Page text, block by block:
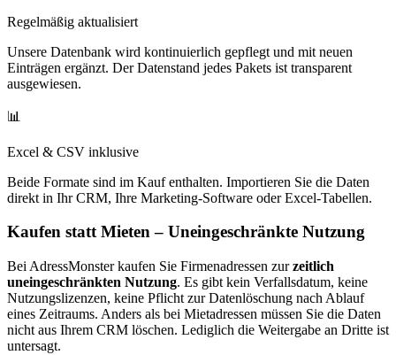
Regelmäßig aktualisiert
Unsere Datenbank wird kontinuierlich gepflegt und mit neuen
Einträgen ergänzt. Der Datenstand jedes Pakets ist transparent
ausgewiesen.
📊
Excel & CSV inklusive
Beide Formate sind im Kauf enthalten. Importieren Sie die Daten
direkt in Ihr CRM, Ihre Marketing-Software oder Excel-Tabellen.
Kaufen statt Mieten – Uneingeschränkte Nutzung
Bei AdressMonster kaufen Sie Firmenadressen zur zeitlich
uneingeschränkten Nutzung. Es gibt kein Verfallsdatum, keine
Nutzungslizenzen, keine Pflicht zur Datenlöschung nach Ablauf
eines Zeitraums. Anders als bei Mietadressen müssen Sie die Daten
nicht aus Ihrem CRM löschen. Lediglich die Weitergabe an Dritte ist
untersagt.